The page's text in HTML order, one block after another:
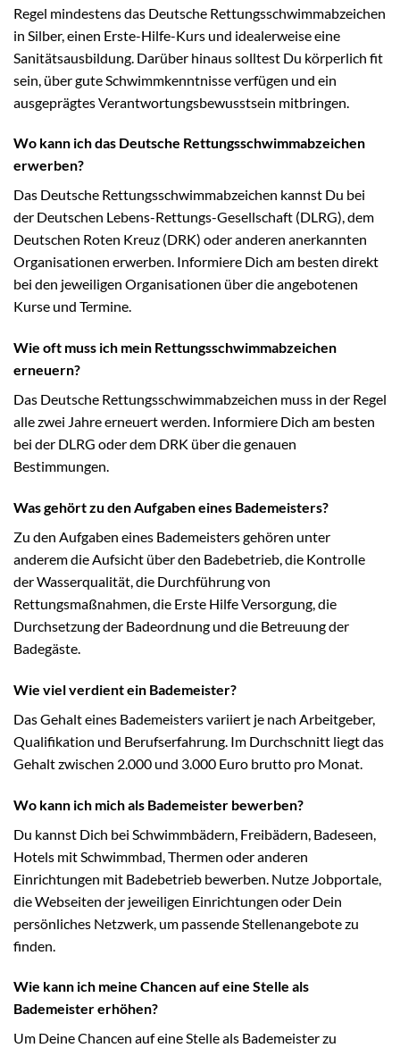
Regel mindestens das Deutsche Rettungsschwimmabzeichen
in Silber, einen Erste-Hilfe-Kurs und idealerweise eine
Sanitätsausbildung. Darüber hinaus solltest Du körperlich fit
sein, über gute Schwimmkenntnisse verfügen und ein
ausgeprägtes Verantwortungsbewusstsein mitbringen.
Wo kann ich das Deutsche Rettungsschwimmabzeichen
erwerben?
Das Deutsche Rettungsschwimmabzeichen kannst Du bei
der Deutschen Lebens-Rettungs-Gesellschaft (DLRG), dem
Deutschen Roten Kreuz (DRK) oder anderen anerkannten
Organisationen erwerben. Informiere Dich am besten direkt
bei den jeweiligen Organisationen über die angebotenen
Kurse und Termine.
Wie oft muss ich mein Rettungsschwimmabzeichen
erneuern?
Das Deutsche Rettungsschwimmabzeichen muss in der Regel
alle zwei Jahre erneuert werden. Informiere Dich am besten
bei der DLRG oder dem DRK über die genauen
Bestimmungen.
Was gehört zu den Aufgaben eines Bademeisters?
Zu den Aufgaben eines Bademeisters gehören unter
anderem die Aufsicht über den Badebetrieb, die Kontrolle
der Wasserqualität, die Durchführung von
Rettungsmaßnahmen, die Erste Hilfe Versorgung, die
Durchsetzung der Badeordnung und die Betreuung der
Badegäste.
Wie viel verdient ein Bademeister?
Das Gehalt eines Bademeisters variiert je nach Arbeitgeber,
Qualifikation und Berufserfahrung. Im Durchschnitt liegt das
Gehalt zwischen 2.000 und 3.000 Euro brutto pro Monat.
Wo kann ich mich als Bademeister bewerben?
Du kannst Dich bei Schwimmbädern, Freibädern, Badeseen,
Hotels mit Schwimmbad, Thermen oder anderen
Einrichtungen mit Badebetrieb bewerben. Nutze Jobportale,
die Webseiten der jeweiligen Einrichtungen oder Dein
persönliches Netzwerk, um passende Stellenangebote zu
finden.
Wie kann ich meine Chancen auf eine Stelle als
Bademeister erhöhen?
Um Deine Chancen auf eine Stelle als Bademeister zu